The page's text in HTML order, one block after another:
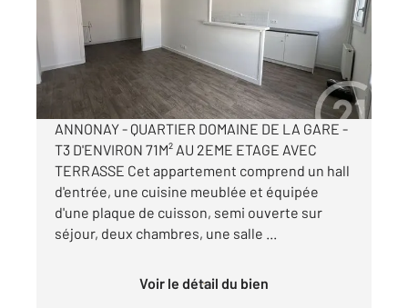
Appartement T3 à louer
740 €
par mois charges comprises
ANNONAY - QUARTIER DOMAINE DE LA GARE -
T3 D'ENVIRON 71M² AU 2EME ETAGE AVEC
TERRASSE Cet appartement comprend un hall
d'entrée, une cuisine meublée et équipée
d'une plaque de cuisson, semi ouverte sur
séjour, deux chambres, une salle ...
Voir le détail du bien